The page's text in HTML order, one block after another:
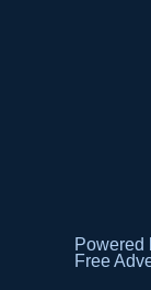
Powered
Free